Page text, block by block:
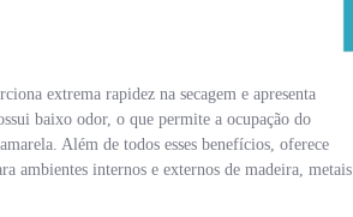
extrema rapidez na secagem e apresenta
baixo odor, o que permite a ocupação do
Além de todos esses benefícios, oferece
ambientes internos e externos de madeira, metais